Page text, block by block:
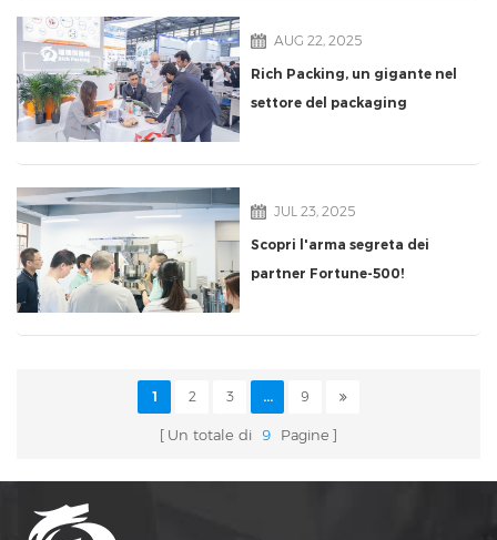
AUG 22, 2025
Rich Packing, un gigante nel
settore del packaging
JUL 23, 2025
Scopri l'arma segreta dei
partner Fortune-500!
confezionamento
1 2 3 ... 9
Un totale di 9 Pagine